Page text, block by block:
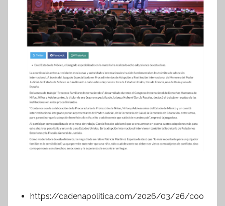
https://cadenapolitica.com/2026/03/26/coo